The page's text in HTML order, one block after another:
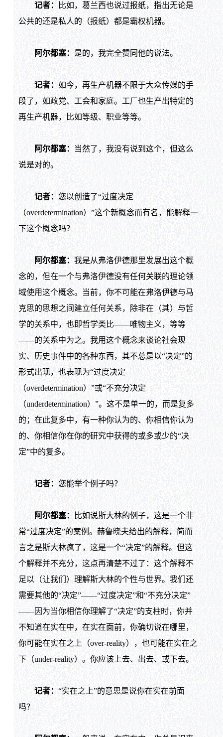
记者：
比如，葛兰西也说过报纸，指出无论是
公共的还是私人的（报纸）都是霸权机器。
阿尔都塞： 是的，我完全赞同他的说法。
记者： 如今，再生产机器不限于大众传媒的手
段了，如政党、工会和家庭。工厂也生产出特定的
再生产机器，比如等级、职业等等。
阿尔都塞：
当然了，我没有说到这个，但这么
说是对的。
记者： 您以创造了“过度决定
（overdetermination）”这个新概念而有名，能解释一
下这个概念吗？
阿尔都塞： 我是从弗洛伊德那里发展出这个概
念的，但在一个与弗洛伊德没有任何关联的理论领
域使用这个概念。当前，你不可能在弗洛伊德与马
克思的思想之间建立任何关系，除非在（其）与哲
学的关系中，也即哲学类比——唯物主义，等等
——的关系中为之。我用这个概念来谈论社会现
实、历史事件中的各种东西，其不总是以“决定”的
形式出现，也表现为“过度决定
（overdetermination）”或“不充分决定
（underdetermination）”。这不是单一的，而是复多
的；在此复多中，有一种你认为的、你相信你认为
的、你相信你在你的研究中获得的或多或少的“决
定”中的复多。
记者： 您能举个例子吗？
阿尔都塞：
比如说斯大林的例子，这是一个非
常“过度决定”的案例。赫鲁晓夫给出的解释，简而
言之是斯大林疯了，这是一个“决定”的解释。但这
个解释并不充分，这点再清楚不过了：这个解释不
足以（让我们）理解斯大林的个性与世界。我们还
需要其他的“决定”——“过度决定”和“不充分决定”
——因为当你相信你理解了“决定”的支柱时，你并
不知道在实在中，在实在面前，你确切说在哪里，
你可能在实在之上（over-reality），也可能在实在之
下（under-reality）。你应该上去、出去、或下去。
记者： “实在之上”的意思是说你在实在前面
吗？